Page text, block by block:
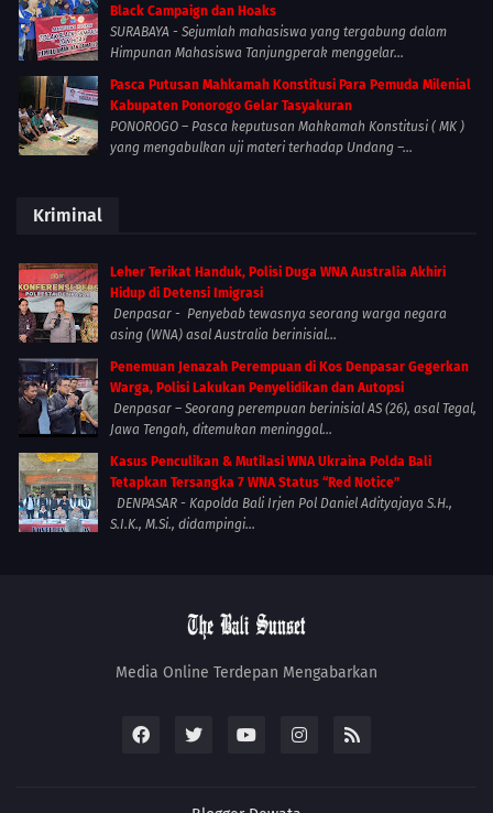
Black Campaign dan Hoaks
SURABAYA - Sejumlah mahasiswa yang tergabung dalam
Himpunan Mahasiswa Tanjungperak menggelar...
Pasca Putusan Mahkamah Konstitusi Para Pemuda Milenial
Kabupaten Ponorogo Gelar Tasyakuran
PONOROGO – Pasca keputusan Mahkamah Konstitusi ( MK )
yang mengabulkan uji materi terhadap Undang –...
Kriminal
Leher Terikat Handuk, Polisi Duga WNA Australia Akhiri
Hidup di Detensi Imigrasi
Denpasar - Penyebab tewasnya seorang warga negara
asing (WNA) asal Australia berinisial...
Penemuan Jenazah Perempuan di Kos Denpasar Gegerkan
Warga, Polisi Lakukan Penyelidikan dan Autopsi
Denpasar – Seorang perempuan berinisial AS (26), asal Tegal,
Jawa Tengah, ditemukan meninggal...
Kasus Penculikan & Mutilasi WNA Ukraina Polda Bali
Tetapkan Tersangka 7 WNA Status “Red Notice”
DENPASAR - Kapolda Bali Irjen Pol Daniel Adityajaya S.H.,
S.I.K., M.Si., didampingi...
Media Online Terdepan Mengabarkan